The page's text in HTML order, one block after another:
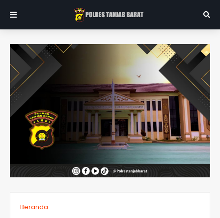
Beranda